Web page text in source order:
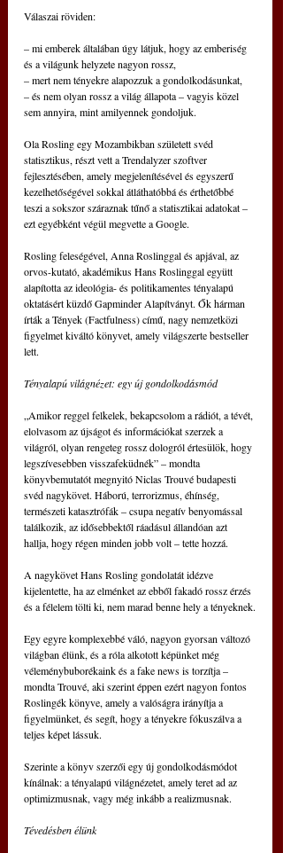
Válaszai röviden:
– mi emberek általában úgy látjuk, hogy az emberiség
és a világunk helyzete nagyon rossz,
– mert nem tényekre alapozzuk a gondolkodásunkat,
– és nem olyan rossz a világ állapota – vagyis közel
sem annyira, mint amilyennek gondoljuk.
Ola Rosling egy Mozambikban született svéd
statisztikus, részt vett a Trendalyzer szoftver
fejlesztésében, amely megjelenítésével és egyszerű
kezelhetőségével sokkal átláthatóbbá és érthetőbbé
teszi a sokszor száraznak tűnő a statisztikai adatokat –
ezt egyébként végül megvette a Google.
Rosling feleségével, Anna Roslinggal és apjával, az
orvos-kutató, akadémikus Hans Roslinggal együtt
alapította az ideológia- és politikamentes tényalapú
oktatásért küzdő Gapminder Alapítványt. Ők hárman
írták a Tények (Factfulness) című, nagy nemzetközi
figyelmet kiváltó könyvet, amely világszerte bestseller
lett.
Tényalapú világnézet: egy új gondolkodásmód
„Amikor reggel felkelek, bekapcsolom a rádiót, a tévét,
elolvasom az újságot és információkat szerzek a
világról, olyan rengeteg rossz dologról értesülök, hogy
legszívesebben visszafeküdnék” – mondta
könyvbemutatót megnyitó Niclas Trouvé budapesti
svéd nagykövet. Háború, terrorizmus, éhínség,
természeti katasztrófák – csupa negatív benyomással
találkozik, az idősebbektől ráadásul állandóan azt
hallja, hogy régen minden jobb volt – tette hozzá.
A nagykövet Hans Rosling gondolatát idézve
kijelentette, ha az elménket az ebből fakadó rossz érzés
és a félelem tölti ki, nem marad benne hely a tényeknek.
Egy egyre komplexebbé váló, nagyon gyorsan változó
világban élünk, és a róla alkotott képünket még
véleménybuborékaink és a fake news is torzítja –
mondta Trouvé, aki szerint éppen ezért nagyon fontos
Roslingék könyve, amely a valóságra irányítja a
figyelmünket, és segít, hogy a tényekre fókuszálva a
teljes képet lássuk.
Szerinte a könyv szerzői egy új gondolkodásmódot
kínálnak: a tényalapú világnézetet, amely teret ad az
optimizmusnak, vagy még inkább a realizmusnak.
Tévedésben élünk